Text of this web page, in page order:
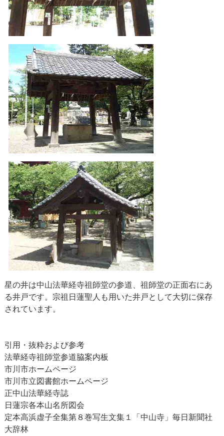
星の井は中山法華経寺祖師堂の参道、祖師堂の正面右にあ
る井戸です。宗祖日蓮聖人も用いた井戸として大切に保存
されています。
引用・抜粋および参考
法華経寺祖師堂参道脇案内板
市川市ホームページ
市川市立図書館ホームページ
正中山法華経寺誌
日蓮宗各本山名所図会
定本高浜虚子全集第８巻写生文集１「中山寺」毎日新聞社
大辞林